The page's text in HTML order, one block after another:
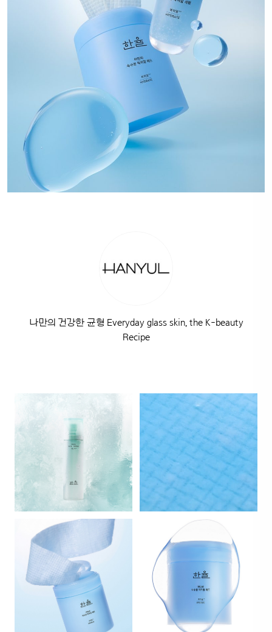
나만의 건강한 균형 Everyday glass skin, the K-beauty
Recipe